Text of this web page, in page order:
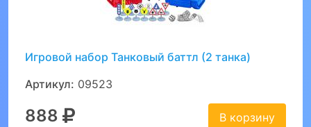
Игровой набор Танковый баттл (2 танка)
Артикул: 09523
888 В корзину